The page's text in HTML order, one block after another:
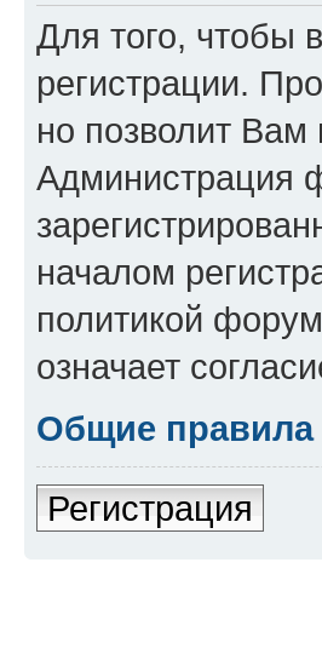
Для того, чтобы
регистрации.
но позволит Вам
Администрация
началом
политикой
означает
Общие правила
Регистрация